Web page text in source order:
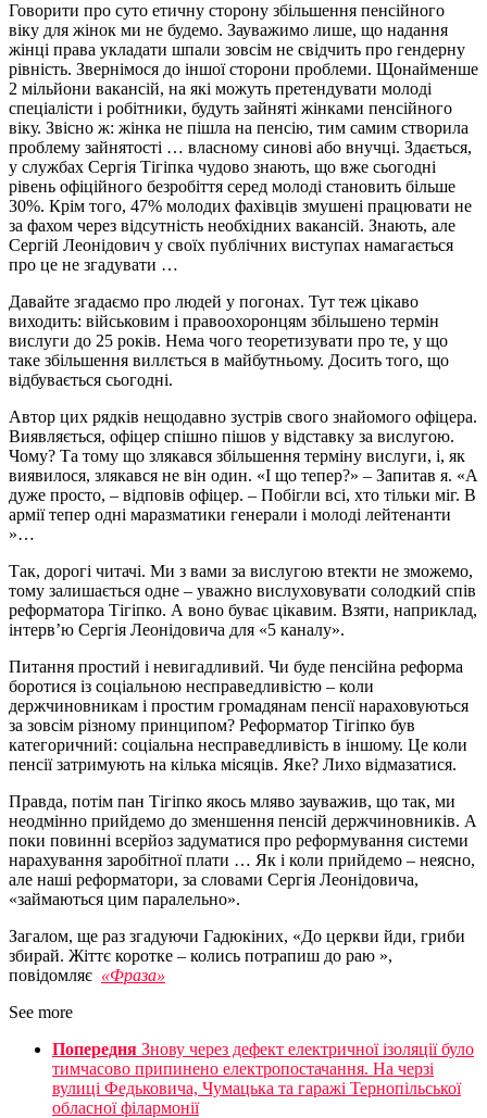
Говорити про суто етичну сторону збільшення пенсійного
віку для жінок ми не будемо. Зауважимо лише, що надання
жінці права укладати шпали зовсім не свідчить про гендерну
рівність. Звернімося до іншої сторони проблеми. Щонайменше
2 мільйони вакансій, на які можуть претендувати молоді
спеціалісти і робітники, будуть зайняті жінками пенсійного
віку. Звісно ж: жінка не пішла на пенсію, тим самим створила
проблему зайнятості … власному синові або внучці. Здається,
у службах Сергія Тігіпка чудово знають, що вже сьогодні
рівень офіційного безробіття серед молоді становить більше
30%. Крім того, 47% молодих фахівців змушені працювати не
за фахом через відсутність необхідних вакансій. Знають, але
Сергій Леонідович у своїх публічних виступах намагається
про це не згадувати …
Давайте згадаємо про людей у погонах. Тут теж цікаво
виходить: військовим і правоохоронцям збільшено термін
вислуги до 25 років. Нема чого теоретизувати про те, у що
таке збільшення виллється в майбутньому. Досить того, що
відбувається сьогодні.
Автор цих рядків нещодавно зустрів свого знайомого офіцера.
Виявляється, офіцер спішно пішов у відставку за вислугою.
Чому? Та тому що злякався збільшення терміну вислуги, і, як
виявилося, злякався не він один. «І що тепер?» – Запитав я. «А
дуже просто, – відповів офіцер. – Побігли всі, хто тільки міг. В
армії тепер одні маразматики генерали і молоді лейтенанти
»…
Так, дорогі читачі. Ми з вами за вислугою втекти не зможемо,
тому залишається одне – уважно вислуховувати солодкий спів
реформатора Тігіпко. А воно буває цікавим. Взяти, наприклад,
інтерв’ю Сергія Леонідовича для «5 каналу».
Питання простий і невигадливий. Чи буде пенсійна реформа
боротися із соціальною несправедливістю – коли
держчиновникам і простим громадянам пенсії нараховуються
за зовсім різному принципом? Реформатор Тігіпко був
категоричний: соціальна несправедливість в іншому. Це коли
пенсії затримують на кілька місяців. Яке? Лихо відмазатися.
Правда, потім пан Тігіпко якось мляво зауважив, що так, ми
неодмінно прийдемо до зменшення пенсій держчиновників. А
поки повинні всерйоз задуматися про реформування системи
нарахування заробітної плати … Як і коли прийдемо – неясно,
але наші реформатори, за словами Сергія Леонідовича,
«займаються цим паралельно».
Загалом, ще раз згадуючи Гадюкіних, «До церкви йди, гриби
збирай. Жіттє коротке – колись потрапиш до раю »,
повідомляє «Фраза»
See more
Попередня Знову через дефект електричної ізоляції було
тимчасово припинено електропостачання. На черзі
вулиці Федьковича, Чумацька та гаражі Тернопільської
обласної філармонії